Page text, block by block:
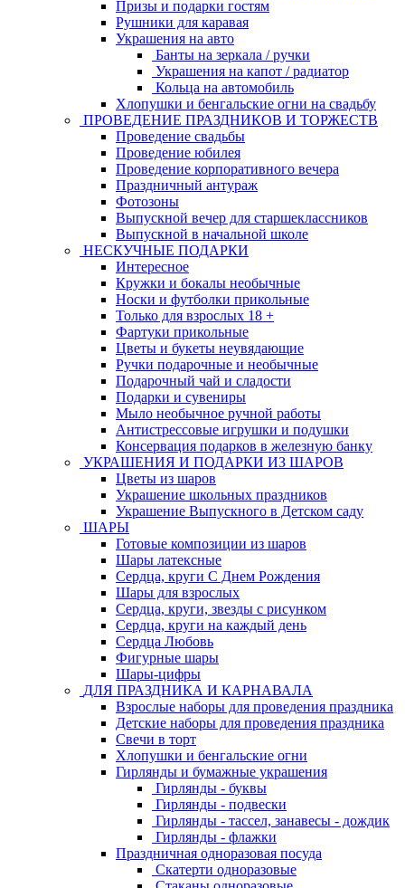
Призы и подарки гостям
Рушники для каравая
Украшения на авто
Банты на зеркала / ручки
Украшения на капот / радиатор
Кольца на автомобиль
Хлопушки и бенгальские огни на свадьбу
ПРОВЕДЕНИЕ ПРАЗДНИКОВ И ТОРЖЕСТВ
Проведение свадьбы
Проведение юбилея
Проведение корпоративного вечера
Праздничный антураж
Фотозоны
Выпускной вечер для старшеклассников
Выпускной в начальной школе
НЕСКУЧНЫЕ ПОДАРКИ
Интересное
Кружки и бокалы необычные
Носки и футболки прикольные
Только для взрослых 18 +
Фартуки прикольные
Цветы и букеты неувядающие
Ручки подарочные и необычные
Подарочный чай и сладости
Подарки и сувениры
Мыло необычное ручной работы
Антистрессовые игрушки и подушки
Консервация подарков в железную банку
УКРАШЕНИЯ И ПОДАРКИ ИЗ ШАРОВ
Цветы из шаров
Украшение школьных праздников
Украшение Выпускного в Детском саду
ШАРЫ
Готовые композиции из шаров
Шары латексные
Сердца, круги С Днем Рождения
Шары для взрослых
Сердца, круги, звезды с рисунком
Сердца, круги на каждый день
Сердца Любовь
Фигурные шары
Шары-цифры
ДЛЯ ПРАЗДНИКА И КАРНАВАЛА
Взрослые наборы для проведения праздника
Детские наборы для проведения праздника
Свечи в торт
Хлопушки и бенгальские огни
Гирлянды и бумажные украшения
Гирлянды - буквы
Гирлянды - подвески
Гирлянды - тассел, занавесы - дождик
Гирлянды - флажки
Праздничная одноразовая посуда
Скатерти одноразовые